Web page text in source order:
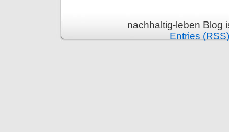
nachhaltig-leben Blog
Entries (RSS)